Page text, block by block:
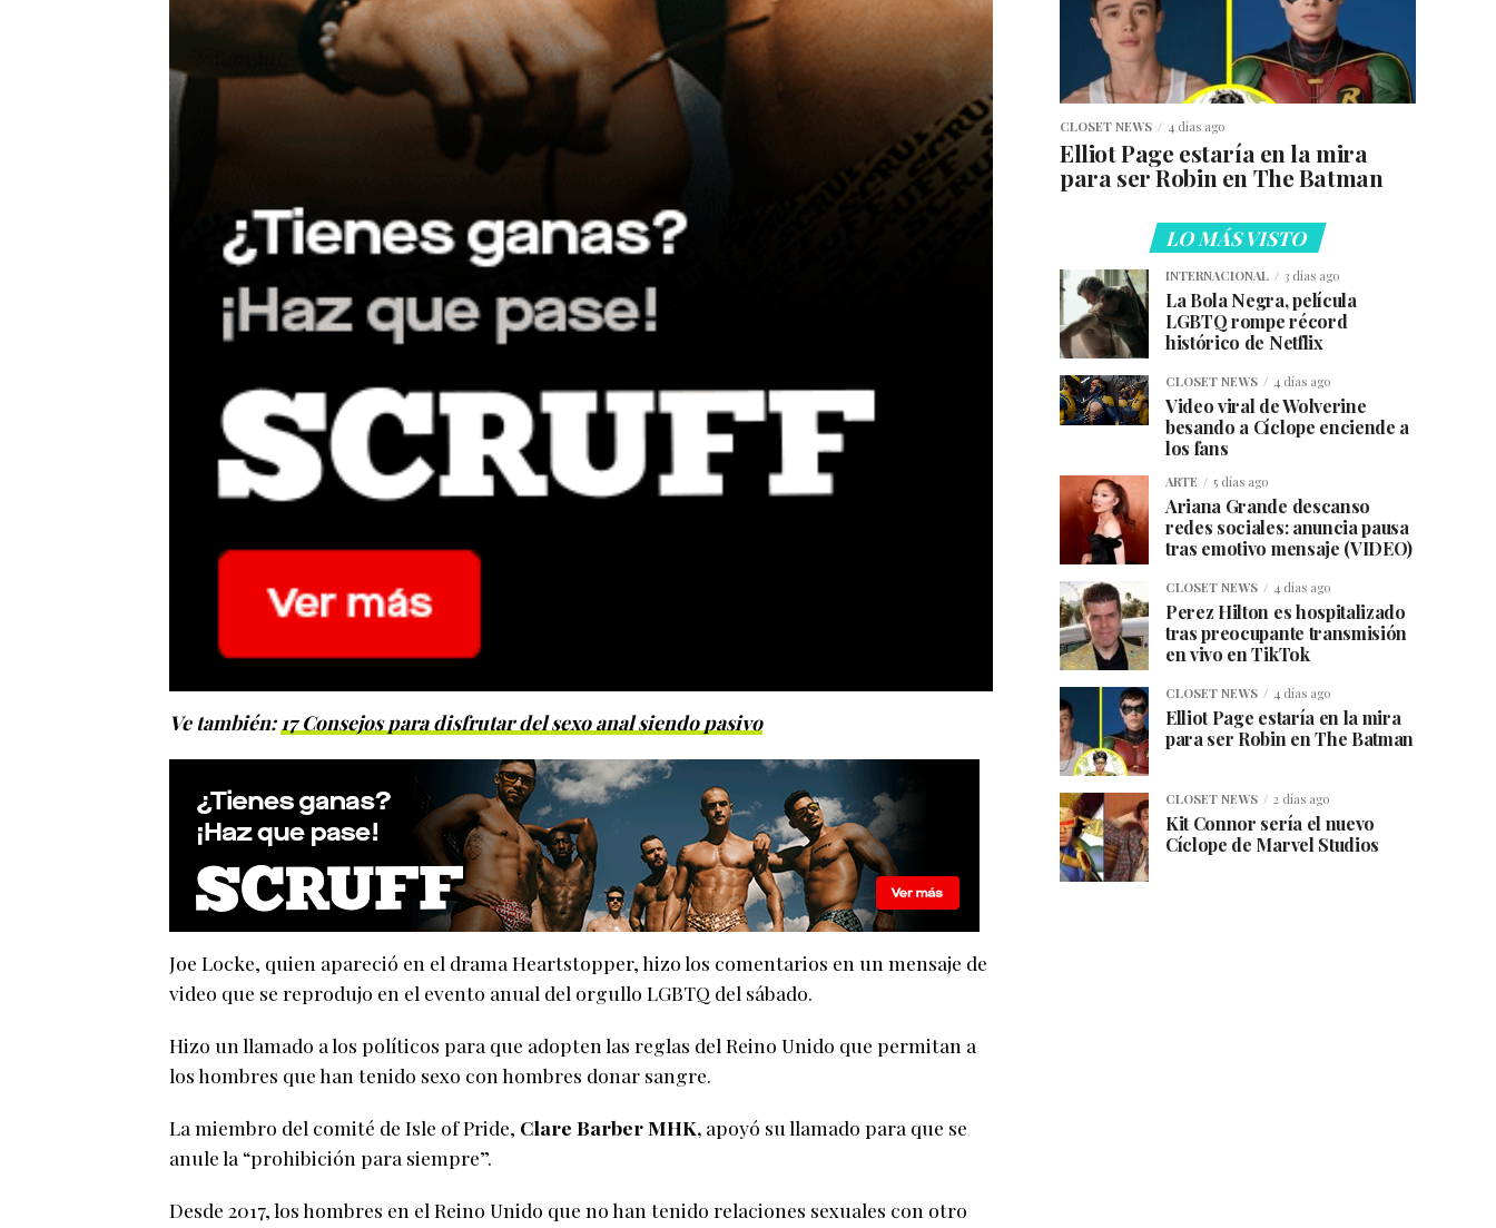
Ve también: 17 Consejos para disfrutar del sexo anal siendo pasivo
Joe Locke, quien apareció en el drama Heartstopper, hizo los comentarios en un mensaje de
video que se reprodujo en el evento anual del orgullo LGBTQ del sábado.
Hizo un llamado a los políticos para que adopten las reglas del Reino Unido que permitan a
los hombres que han tenido sexo con hombres donar sangre.
La miembro del comité de Isle of Pride, Clare Barber MHK, apoyó su llamado para que se
anule la “prohibición para siempre”.
Desde 2017, los hombres en el Reino Unido que no han tenido relaciones sexuales con otro
CLOSET NEWS 4 días ago
Elliot Page estaría en la mira
para ser Robin en The Batman
LO MÁS VISTO
INTERNACIONAL 3 días ago
La Bola Negra, película
LGBTQ rompe récord
histórico de Netflix
CLOSET NEWS 4 días ago
Video viral de Wolverine
besando a Cíclope enciende a
los fans
ARTE 5 días ago
Ariana Grande descanso
redes sociales: anuncia pausa
tras emotivo mensaje (VIDEO)
CLOSET NEWS 4 días ago
Perez Hilton es hospitalizado
tras preocupante transmisión
en vivo en TikTok
CLOSET NEWS 4 días ago
Elliot Page estaría en la mira
para ser Robin en The Batman
CLOSET NEWS 2 días ago
Kit Connor sería el nuevo
Cíclope de Marvel Studios